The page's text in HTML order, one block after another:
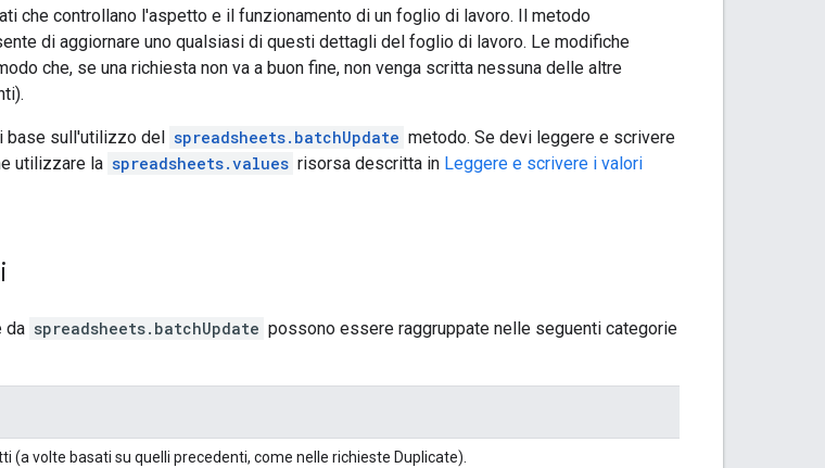
che controllano l'aspetto e il funzionamento di un foglio di lavoro. Il metodo
di aggiornare uno qualsiasi di questi dettagli del foglio di lavoro. Le modifiche
che, se una richiesta non va a buon fine, non venga scritta nessuna delle altre
base sull'utilizzo del spreadsheets.batchUpdate metodo. Se devi leggere e scrivere
utilizzare la spreadsheets.values risorsa descritta in Leggere e scrivere i valori
da spreadsheets.batchUpdate possono essere raggruppate nelle seguenti categorie
(a volte basati su quelli precedenti, come nelle richieste Duplicate).